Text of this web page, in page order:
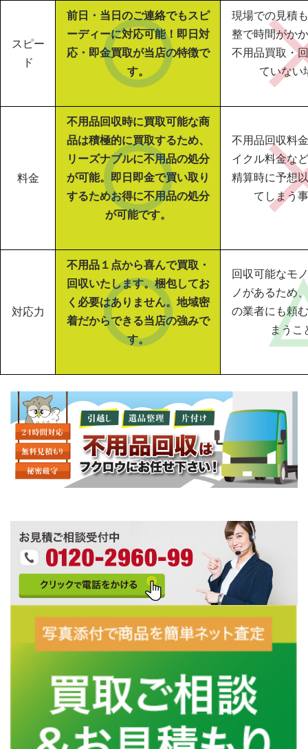
スピー
ド
前日・当日のご連絡でもスピ
ーディーに対応可能！即日対
応・即金買取が当店の特徴で
す。
現場での見積
整で時間がか
不用品買取・
ていない
料金
不用品回収時に買取可能な商
品は積極的に買取するため、
リーズナブルに不用品の処分
が可能。即日即金で買い取り
するためお得に不用品の処分
が可能です。
不用品回収料
イクル料金な
精算時に予想
てしまう
対応力
不用品１点から喜んで買取・
回収いたします。梱包してお
く必要はありません。地域密
着だからできる当店の強みで
す。
回収可能なモ
ノがあるため
の業者にも頼
まうこ